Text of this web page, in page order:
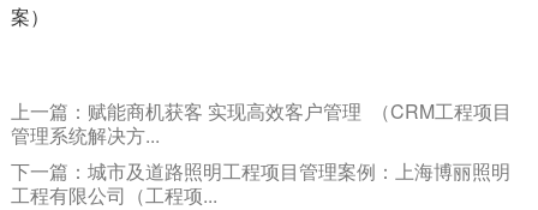
案）
上一篇：赋能商机获客 实现高效客户管理 （CRM工程项目
管理系统解决方...
下一篇：城市及道路照明工程项目管理案例：上海博丽照明
工程有限公司（工程项...